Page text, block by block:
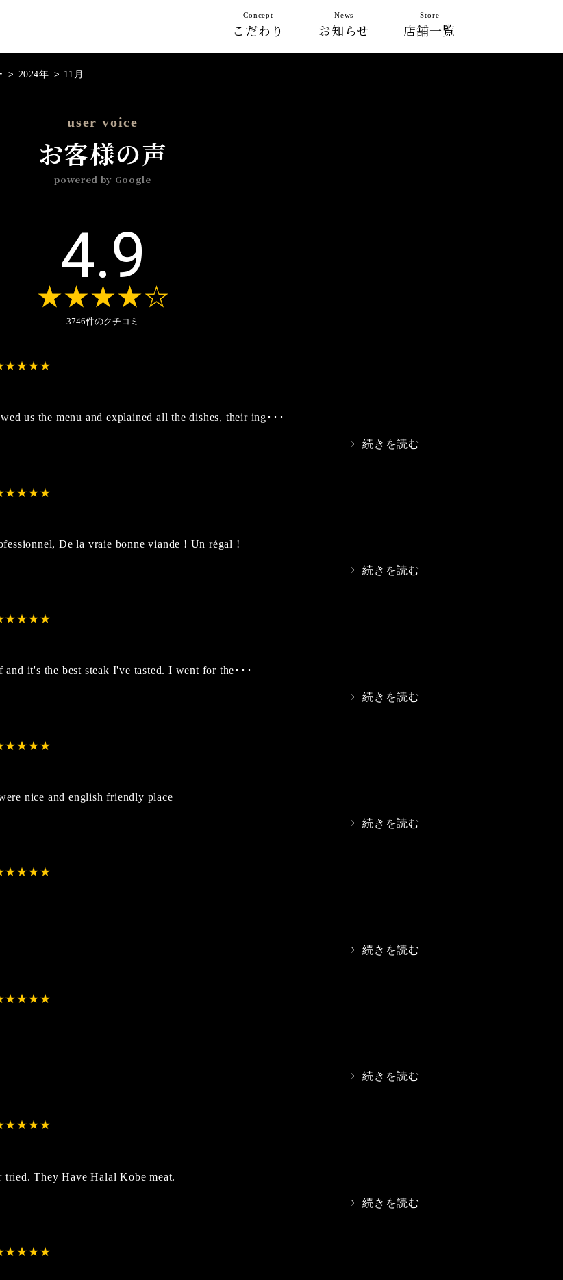
こだわり
Concept
お知らせ
News
店舗一覧
Store
> 2024年 > 11月
user voice
お客様の声
powered by Google
4.9
3746件のクチコミ
us the menu and explained all the dishes, their ing･･･
> 続きを読む
De la vraie bonne viande ! Un régal !
> 続きを読む
it's the best steak I've tasted. I went for the･･･
> 続きを読む
nice and english friendly place
> 続きを読む
> 続きを読む
> 続きを読む
tried. They Have Halal Kobe meat.
> 続きを読む